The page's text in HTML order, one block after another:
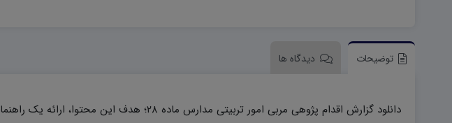
توضیحات دیدگاه ها